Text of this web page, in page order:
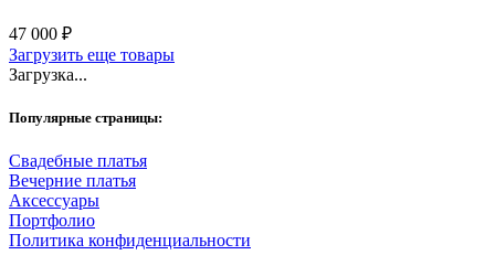
47 000 ₽
Загрузить еще товары
Загрузка...
Популярные страницы:
Свадебные платья
Вечерние платья
Аксессуары
Портфолио
Политика конфиденциальности